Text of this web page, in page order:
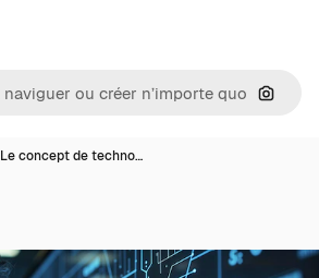
Le concept de techno…